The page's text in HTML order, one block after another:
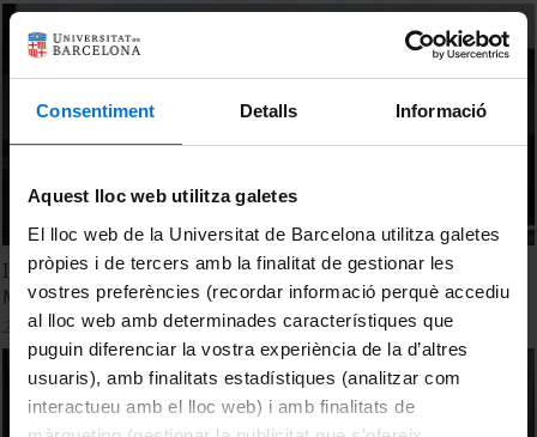
Consentiment Detalls Informació
Aquest lloc web utilitza galetes
El lloc web de la Universitat de Barcelona utilitza galetes
pròpies i de tercers amb la finalitat de gestionar les
vostres preferències (recordar informació perquè accediu
al lloc web amb determinades característiques que
puguin diferenciar la vostra experiència de la d’altres
usuaris), amb finalitats estadístiques (analitzar com
interactueu amb el lloc web) i amb finalitats de
Inauguració del curs 2012-13 del Màster en Cultures
Medievals
25 October, 2012